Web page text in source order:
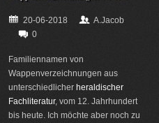
20-06-2018
A.Jacob
0
Familiennamen von
Wappenverzeichnungen aus
unterschiedlicher heraldischer
Fachliteratur, vom 12. Jahrhundert
bis heute. Ich möchte aber noch zu